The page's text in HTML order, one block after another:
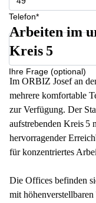
Telefon*
Ihre Frage (optional)
Arbeiten im
Kreis 5
Im ORBIZ Josef an
mehrere komfortable
zur Verfügung. Der
aufstrebenden Kreis 5
hervorragender
für konzentriertes
Die Offices befinden
mit